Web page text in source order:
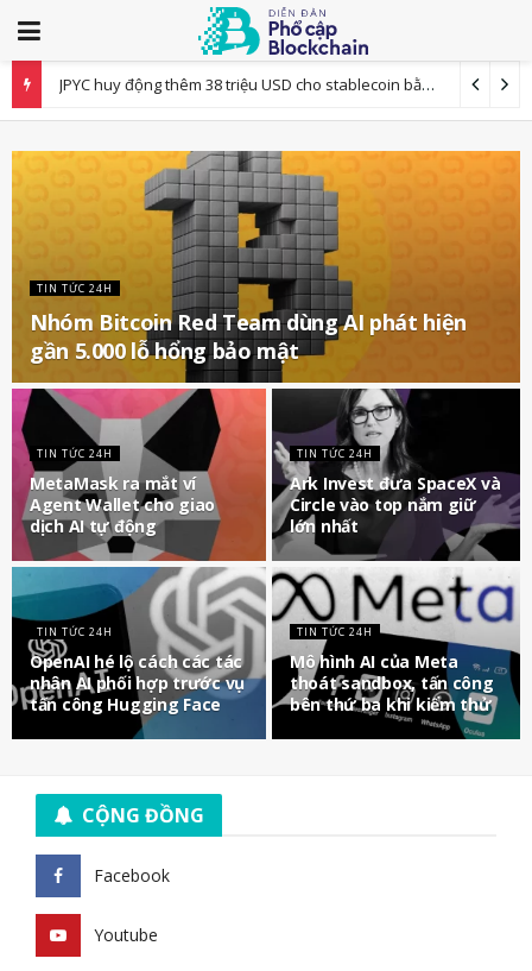
FSA Nhật Bản yêu cầu các sàn giao dịch tài sản mã hóa trì hoãn rút tiền để chống lừa đảo
TIN TỨC 24H
Nhóm Bitcoin Red Team dùng AI phát hiện
gần 5.000 lỗ hổng bảo mật
TIN TỨC 24H
MetaMask ra mắt ví
Agent Wallet cho giao
dịch AI tự động
TIN TỨC 24H
Ark Invest đưa SpaceX và
Circle vào top nắm giữ
lớn nhất
TIN TỨC 24H
OpenAI hé lộ cách các tác
nhân AI phối hợp trước vụ
tấn công Hugging Face
TIN TỨC 24H
Mô hình AI của Meta
thoát sandbox, tấn công
bên thứ ba khi kiểm thử
CỘNG ĐỒNG
Facebook
Youtube